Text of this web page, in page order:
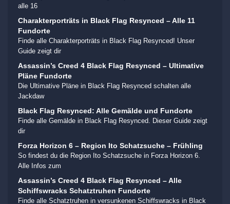
alle 16
Charakterporträts in Black Flag Resynced – Alle 11
Fundorte
Finde alle Charakterporträts in Black Flag Resynced! Unser
Guide zeigt dir
Assassin’s Creed 4 Black Flag Resynced – Ultimative
Pläne Fundorte
Die Ultimative Pläne in Black Flag Resynced schalten alle
Jackdaw
Black Flag Resynced: Alle Gemälde und Fundorte
Finde alle Gemälde in Black Flag Resynced. Dieser Guide zeigt
dir
Forza Horizon 6 – Region Ito Schatzsuche – Frühling
So findest du die Region Ito Schatzsuche in Forza Horizon 6.
Alle Infos zum
Assassin’s Creed 4 Black Flag Resynced – Alle
Schiffswracks Schatztruhen Fundorte
Finde alle Schatztruhen in versunkenen Schiffswracks in Black